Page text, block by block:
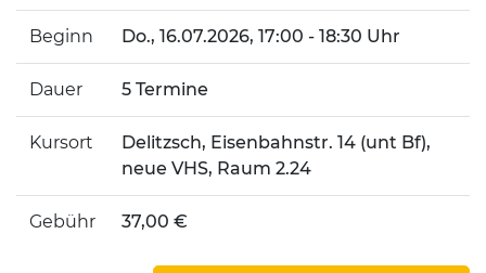
Beginn Do., 16.07.2026, 17:00 - 18:30 Uhr
Dauer 5 Termine
Kursort
Delitzsch, Eisenbahnstr. 14 (unt Bf),
neue VHS, Raum 2.24
Gebühr 37,00 €